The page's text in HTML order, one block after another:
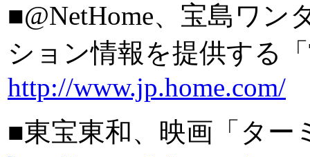
■@NetHome、宝島ワ
ション情報を提供する
http://www.jp.home.com/
■東宝東和、映画「ター